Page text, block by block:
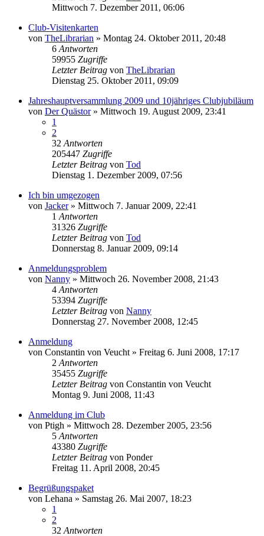
Mittwoch 7. Dezember 2011, 06:06
Club-Visitenkarten
von TheLibrarian » Montag 24. Oktober 2011, 20:48
6 Antworten
59955 Zugriffe
Letzter Beitrag von TheLibrarian
Dienstag 25. Oktober 2011, 09:09
Jahreshauptversammlung 2009 und 10jähriges Clubjubiläum
von Der Quästor» Mittwoch 19. August 2009, 23:41
1
2
32 Antworten
205447 Zugriffe
Letzter Beitrag von Tod
Dienstag 1. Dezember 2009, 07:56
Ich bin umgezogen
von Jacker» Mittwoch 7. Januar 2009, 22:41
1 Antworten
31326 Zugriffe
Letzter Beitrag von Tod
Donnerstag 8. Januar 2009, 09:14
Anmeldungsproblem
von Nanny » Mittwoch 26. November 2008, 21:43
4 Antworten
53394 Zugriffe
Letzter Beitrag von Nanny
Donnerstag 27. November 2008, 12:45
Anmeldung
von Constantin von Veucht » Freitag 6. Juni 2008, 17:17
2 Antworten
35455 Zugriffe
Letzter Beitrag von Constantin von Veucht
Montag 9. Juni 2008, 11:43
Anmeldung im Club
von Ptigh » Mittwoch 28. Dezember 2005, 23:56
5 Antworten
43380 Zugriffe
Letzter Beitrag von Ponder
Freitag 11. April 2008, 20:45
Begrüßungspaket
von Lehana » Samstag 26. Mai 2007, 18:23
1
2
32 Antworten